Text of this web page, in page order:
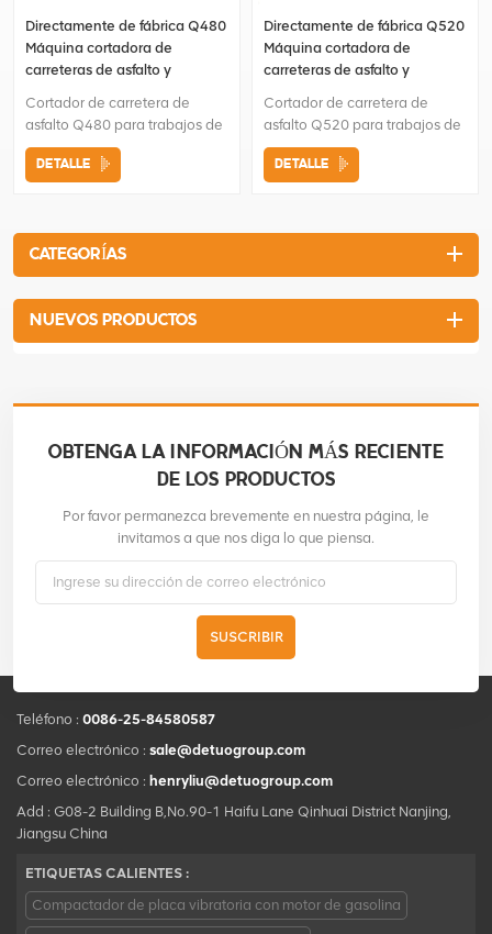
Directamente de fábrica Q480
Máquina cortadora de
carreteras de asfalto y
Cortador de carretera de
asfalto Q480 para trabajos de
construcciónAsa de agarre
ergonómica y cómoda Haga
mediante una manguera El
dispositivo de elevación está
bloqueado manualmente.
DETALLE
Directamente de fábrica Q520
Máquina cortadora de
carreteras de asfalto y
Cortador de carretera de
asfalto Q520 para trabajos de
construcciónMango de agarre
ergonómico y cómodo Es una
semiautomático. La cubierta
del disco de corte fue fácil de
montar.
DETALLE
CATEGORÍAS
NUEVOS PRODUCTOS
OBTENGA LA INFORMACIÓN MÁS RECIENTE
DE LOS PRODUCTOS
Por favor permanezca brevemente en nuestra página, le
invitamos a que nos diga lo que piensa.
SUSCRIBIR
Teléfono : 0086-25-84580587
Correo electrónico : sale@detuogroup.com
Correo electrónico : henryliu@detuogroup.com
Add : G08-2 Building B,No.90-1 Haifu Lane Qinhuai District Nanjing,
Jiangsu China
ETIQUETAS CALIENTES :
Compactador de placa vibratoria con motor de gasolina